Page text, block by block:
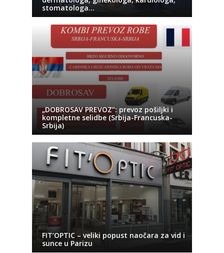
stomatologa…
„DOBROSAV PREVOZ“: prevoz pošiljki i
kompletne selidbe (Srbija-Francuska-
Srbija)
FIT’OPTIC – veliki popust naočara za vid i
sunce u Parizu